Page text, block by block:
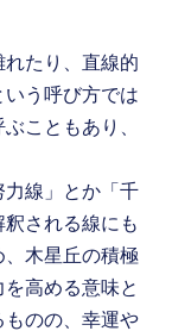
れたり、直線的
う呼び方では
こともあり、
力線」とか「千
される線にも
、木星丘の積極
高める意味と
ものの、幸運や